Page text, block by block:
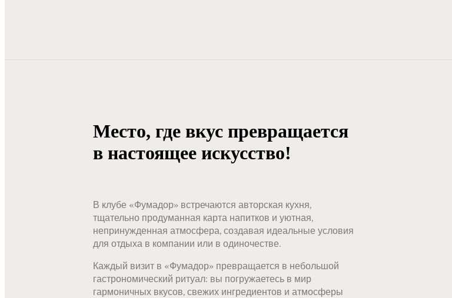
Место, где вкус превращается
в настоящее искусство!
В клубе «Фумадор» встречаются авторская кухня,
тщательно продуманная карта напитков и уютная,
непринужденная атмосфера, создавая идеальные условия
для отдыха в компании или в одиночестве.
Каждый визит в «Фумадор» превращается в небольшой
гастрономический ритуал: вы погружаетесь в мир
гармоничных вкусов, свежих ингредиентов и атмосферы